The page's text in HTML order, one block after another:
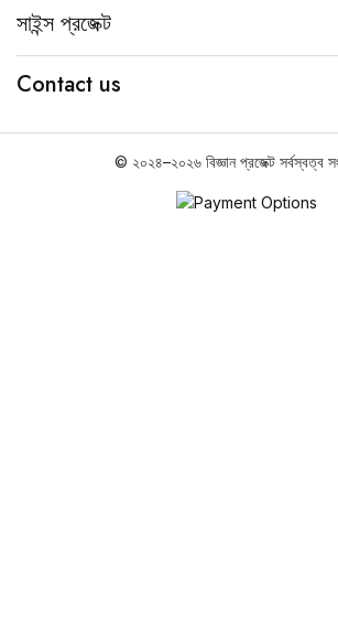
সাইন্স প্রজেক্ট
Contact us
© ২০২৪–২০২৬ বিজ্ঞান প্রজেক্ট সর্বস্বত্ব